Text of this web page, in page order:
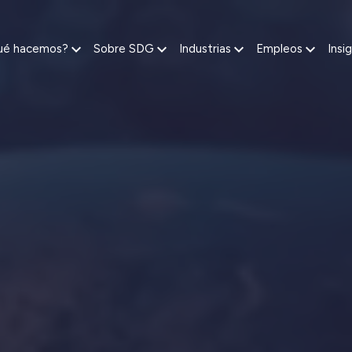
hacemos? Sobre SDG Industrias Empleos